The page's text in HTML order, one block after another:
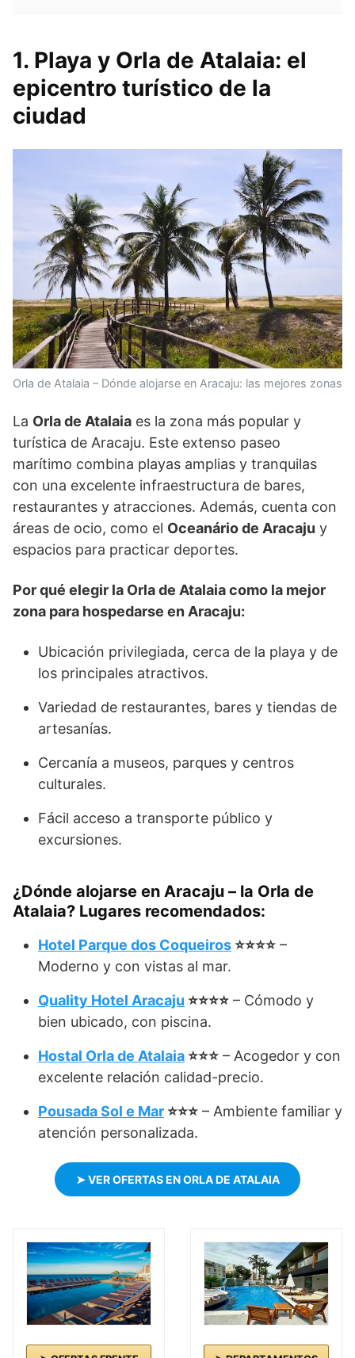
1. Playa y Orla de Atalaia: el
epicentro turístico de la
ciudad
Orla de Atalaia – Dónde alojarse en Aracaju: las mejores zonas
La Orla de Atalaia es la zona más popular y
turística de Aracaju. Este extenso paseo
marítimo combina playas amplias y tranquilas
con una excelente infraestructura de bares,
restaurantes y atracciones. Además, cuenta con
áreas de ocio, como el Oceanário de Aracaju y
espacios para practicar deportes.
Por qué elegir la Orla de Atalaia como la mejor
zona para hospedarse en Aracaju:
Ubicación privilegiada, cerca de la playa y de
los principales atractivos.
Variedad de restaurantes, bares y tiendas de
artesanías.
Cercanía a museos, parques y centros
culturales.
Fácil acceso a transporte público y
excursiones.
¿Dónde alojarse en Aracaju – la Orla de
Atalaia? Lugares recomendados:
Hotel Parque dos Coqueiros⭐⭐⭐⭐ –
Moderno y con vistas al mar.
Quality Hotel Aracaju ⭐⭐⭐⭐ – Cómodo y
bien ubicado, con piscina.
Hostal Orla de Atalaia⭐⭐⭐ – Acogedor y con
excelente relación calidad-precio.
Pousada Sol e Mar⭐⭐⭐ – Ambiente familiar y
atención personalizada.
➤ VER OFERTAS EN ORLA DE ATALAIA